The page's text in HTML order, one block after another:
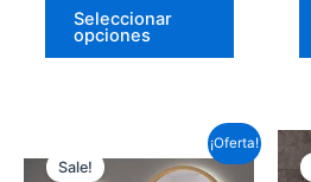
Seleccionar
opciones
¡Oferta!
Sale!
Este
producto